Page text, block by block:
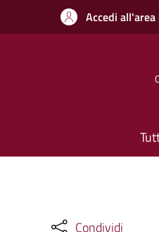
Accedi
Condividi